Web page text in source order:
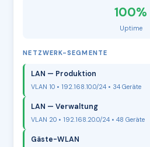
100%
Uptime
NETZWERK-SEGMENTE
LAN — Produktion
VLAN 10 • 192.168.10.0/24 • 34 Geräte
LAN — Verwaltung
VLAN 20 • 192.168.20.0/24 • 48 Geräte
Gäste-WLAN